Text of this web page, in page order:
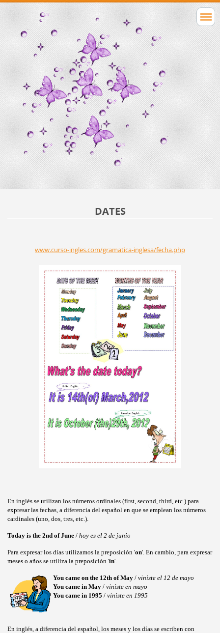
DATES
www.curso-ingles.com/gramatica-inglesa/fecha.php
En inglés se utilizan los números ordinales (first, second, third, etc.) para
expresar las fechas, a diferencia del español en que se emplean los números
cardinales (uno, dos, tres, etc.).
Today is the 2nd of June/ hoy es el 2 de junio
Para expresar los días utilizamos la preposición 'on'. En cambio, para expresar
meses o años se utiliza la preposición 'in'.
You came on the 12th of May/ viniste el 12 de mayo
You came in May/ viniste en mayo
You came in 1995 / viniste en 1995
En inglés, a diferencia del español, los meses y los días se escriben con